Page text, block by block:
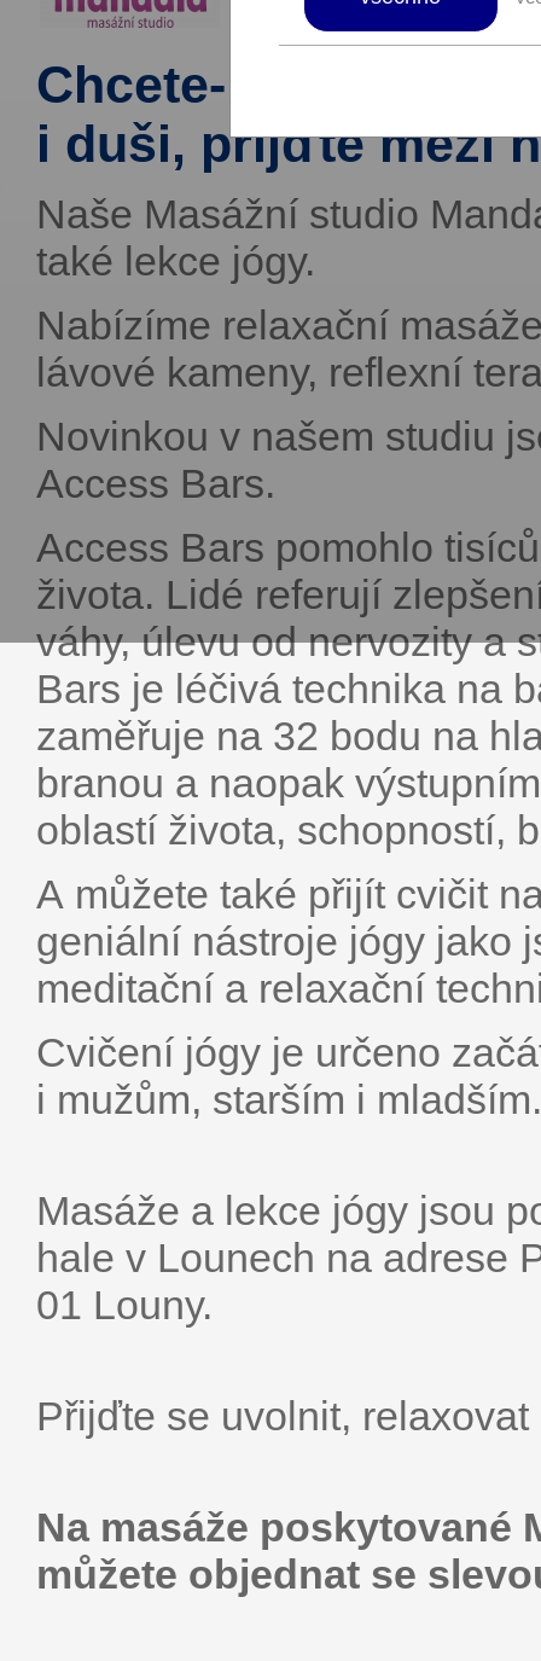
Chcete-li udělat
i duši, přijďte mezi
Naše Masážní studio
také lekce jógy.
Nabízíme relaxační
lávové kameny, reflexní
Novinkou v našem studiu
Access Bars.
Access Bars pomohlo
života. Lidé referují
váhy, úlevu od nervozity a
Bars je léčivá technika na
zaměřuje na 32 bodu na
branou a naopak
oblastí života, schopností,
A můžete také přijít cvičit
geniální nástroje jógy jako
meditační a relaxační
Cvičení jógy je určeno
i mužům, starším i mladším.
Masáže a lekce jógy jsou
hale v Lounech na adrese
01 Louny.
Přijďte se uvolnit,
Na masáže poskytované
můžete objednat se